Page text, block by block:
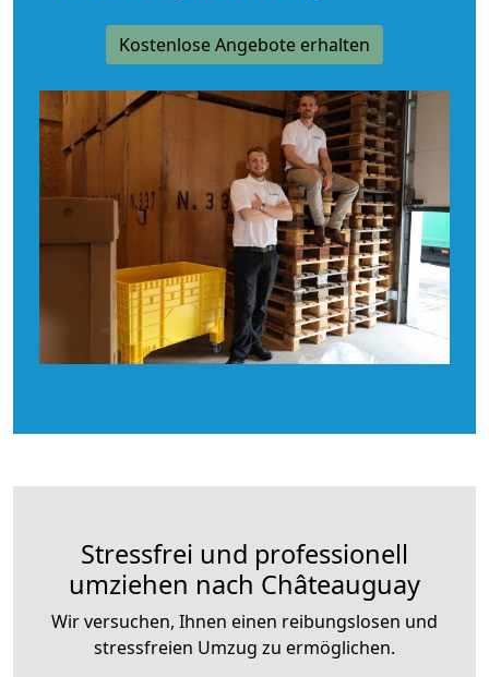
Kostenlose Angebote erhalten
Stressfrei und professionell
umziehen nach Châteauguay
Wir versuchen, Ihnen einen reibungslosen und
stressfreien Umzug zu ermöglichen.